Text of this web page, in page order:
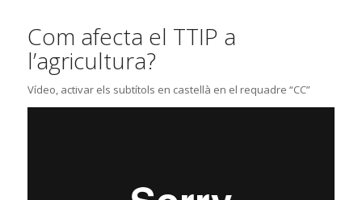
Com afecta el TTIP a
l’agricultura?
Vídeo, activar els subtítols en castellà en el requadre “CC”